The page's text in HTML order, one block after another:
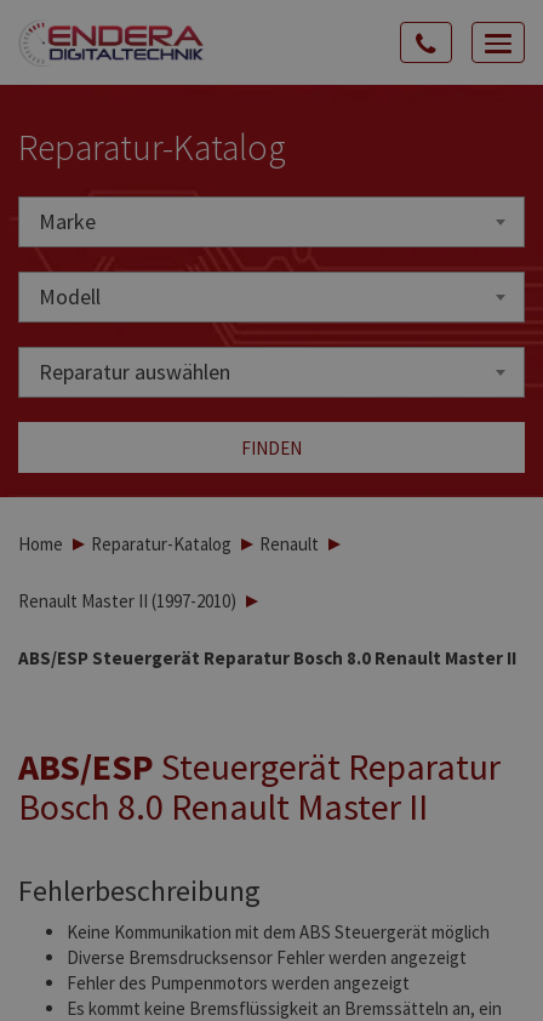
Reparatur-Katalog
MarkeMarke
Modell
Reparatur auswählen
FINDEN
Home Reparatur-Katalog Renault
Renault Master II (1997-2010)
ABS/ESP Steuergerät Reparatur Bosch 8.0 Renault Master II
ABS/ESP Steuergerät Reparatur
Bosch 8.0 Renault Master II
Fehlerbeschreibung
Keine Kommunikation mit dem ABS Steuergerät möglich
Diverse Bremsdrucksensor Fehler werden angezeigt
Fehler des Pumpenmotors werden angezeigt
Es kommt keine Bremsflüssigkeit an Bremssätteln an, ein